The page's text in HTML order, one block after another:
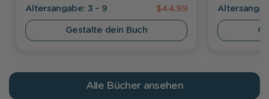
$44.99
Alters­angabe: 3 - 9
Gestalte dein Buch
Alle Bücher ansehen